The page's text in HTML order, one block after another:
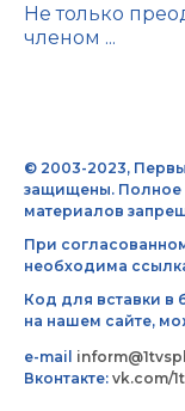
Не только
членом ...
© 2003-2023,
защищены. Полное
материалов
При
необходима
Код для вставки в
на нашем сайте,
e-mail
Вконтакте: vk.com/